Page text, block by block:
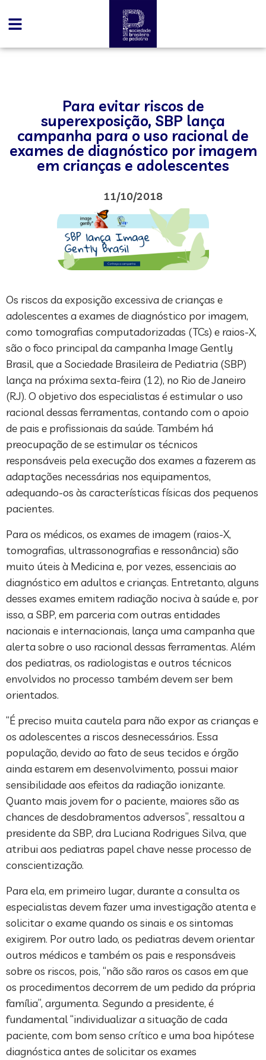
Para evitar riscos de
superexposição, SBP lança
campanha para o uso racional de
exames de diagnóstico por imagem
em crianças e adolescentes
11/10/2018
Os riscos da exposição excessiva de crianças e
adolescentes a exames de diagnóstico por imagem,
como tomografias computadorizadas (TCs) e raios-X,
são o foco principal da campanha Image Gently
Brasil, que a Sociedade Brasileira de Pediatria (SBP)
lança na próxima sexta-feira (12), no Rio de Janeiro
(RJ). O objetivo dos especialistas é estimular o uso
racional dessas ferramentas, contando com o apoio
de pais e profissionais da saúde. Também há
preocupação de se estimular os técnicos
responsáveis pela execução dos exames a fazerem as
adaptações necessárias nos equipamentos,
adequando-os às características físicas dos pequenos
pacientes.
Para os médicos, os exames de imagem (raios-X,
tomografias, ultrassonografias e ressonância) são
muito úteis à Medicina e, por vezes, essenciais ao
diagnóstico em adultos e crianças. Entretanto, alguns
desses exames emitem radiação nociva à saúde e, por
isso, a SBP, em parceria com outras entidades
nacionais e internacionais, lança uma campanha que
alerta sobre o uso racional dessas ferramentas. Além
dos pediatras, os radiologistas e outros técnicos
envolvidos no processo também devem ser bem
orientados.
“É preciso muita cautela para não expor as crianças e
os adolescentes a riscos desnecessários. Essa
população, devido ao fato de seus tecidos e órgão
ainda estarem em desenvolvimento, possui maior
sensibilidade aos efeitos da radiação ionizante.
Quanto mais jovem for o paciente, maiores são as
chances de desdobramentos adversos”, ressaltou a
presidente da SBP, dra Luciana Rodrigues Silva, que
atribui aos pediatras papel chave nesse processo de
conscientização.
Para ela, em primeiro lugar, durante a consulta os
especialistas devem fazer uma investigação atenta e
solicitar o exame quando os sinais e os sintomas
exigirem. Por outro lado, os pediatras devem orientar
outros médicos e também os pais e responsáveis
sobre os riscos, pois, “não são raros os casos em que
os procedimentos decorrem de um pedido da própria
família”, argumenta. Segundo a presidente, é
fundamental “individualizar a situação de cada
paciente, com bom senso crítico e uma boa hipótese
diagnóstica antes de solicitar os exames